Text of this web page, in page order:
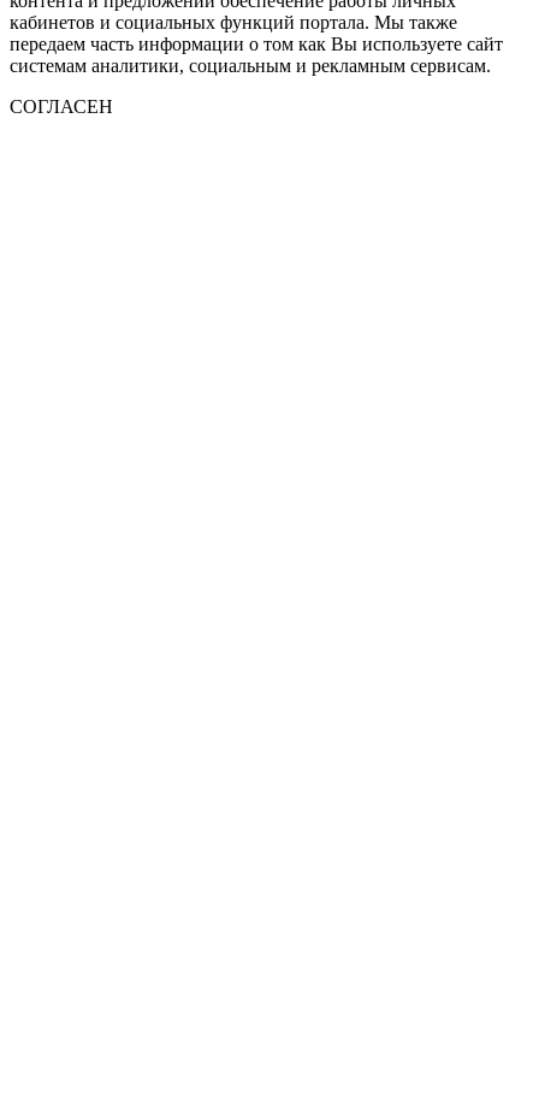
кабинетов и социальных функций портала. Мы также
передаем часть информации о том как Вы используете сайт
системам аналитики, социальным и рекламным сервисам.
СОГЛАСЕН